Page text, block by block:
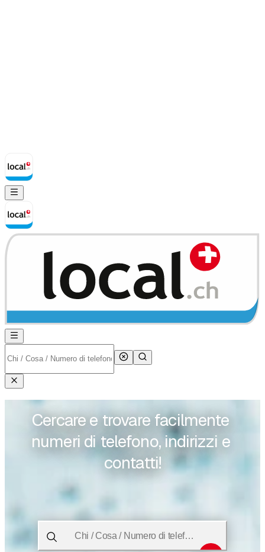
Cercare e trovare facilmente
numeri di telefono, indirizzi e
contatti!
Chi / Cosa / Numero di telefono / Dove